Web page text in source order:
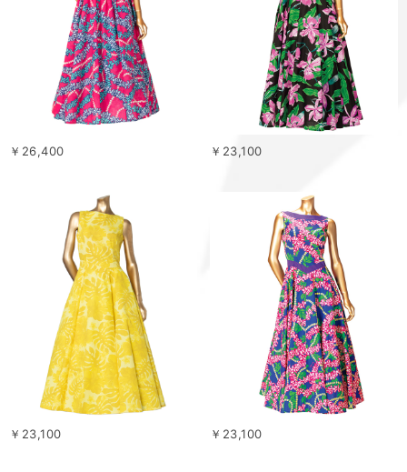
￥26,400 ￥23,100
￥23,100 ￥23,100